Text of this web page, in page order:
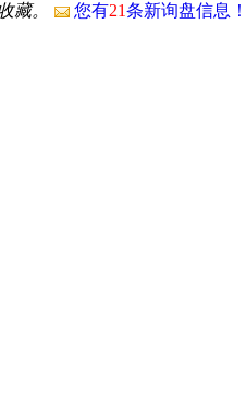
藏。 您有21条新询盘信息！